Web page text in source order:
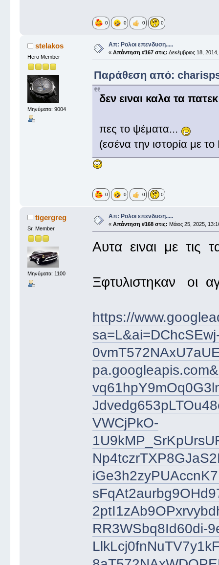
0 0 0 0
stelakos
Hero Member
Μηνύματα: 9004
Απ: Ρολοι επενδυση.....
« Απάντηση #167 στις: Δεκέμβριος 18,
Παράθεση από: charisps
δεν ειναι καλα τα
πες το ψέματα...
(εσένα την ιστορία με
0 0 0 0
tigergreg
Sr. Member
Μηνύματα: 1100
Απ: Ρολοι επενδυση.....
« Απάντηση #168 στις: Μάιος 25, 2025,
Αυτα ειναι με τις
Ξφτυλιστηκαν οι
https://
VWCjPkO-
RR3WSbq8Id60di-